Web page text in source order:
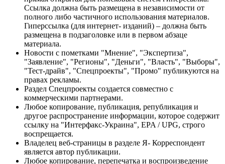
Ссылка должна быть размещена в независимости от
полного либо частичного использования материалов.
Гиперссылка (для интернет- изданий) – должна быть
размещена в подзаголовке или в первом абзаце
материала.
Новости с пометками "Мнение", "Экспертиза",
"Заявление", "Регионы", "Деньги", "Власть", "Выборы",
"Тест-драйв", "Спецпроекты", "Промо" публикуются на
правах рекламы.
Раздел Спецпроекты создается совместно с
коммерческими партнерами.
Любое копирование, публикация, републикация и
другое распространение информации, которое содержит
ссылку на "Интерфакс-Украина", EPA / UPG, строго
воспрещается.
Владелец веб-страницы в разделе Я- Корреспондент
является автор публикации.
Любое копирование, перепечатка и воспроизведение